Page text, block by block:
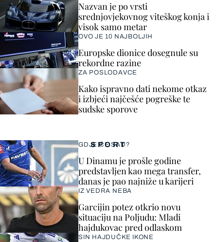
SPORT
GDJE ĆE SAD?
U Dinamu je prošle godine
predstavljen kao mega transfer,
danas je pao najniže u karijeri
IZ VEDRA NEBA
Garcijin potez otkrio novu
situaciju na Poljudu: Mladi
hajdukovac pred odlaskom
SIN HAJDUČKE IKONE
Nazvan je po vrsti
srednjovjekovnog viteškog konja i
visok samo metar
OVO JE 10 NAJBOLJIH
Europske dionice dosegnule su
rekordne razine
ZA POSLODAVCE
Kako ispravno dati nekome otkaz
i izbjeći najčešće pogreške te
sudske sporove